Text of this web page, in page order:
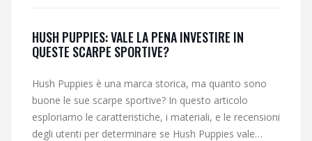
HUSH PUPPIES: VALE LA PENA INVESTIRE IN
QUESTE SCARPE SPORTIVE?
Hush Puppies è una marca storica, ma quanto sono
buone le sue scarpe sportive? In questo articolo
esploriamo le caratteristiche, i materiali, e le recensioni
degli utenti per determinare se Hush Puppies vale